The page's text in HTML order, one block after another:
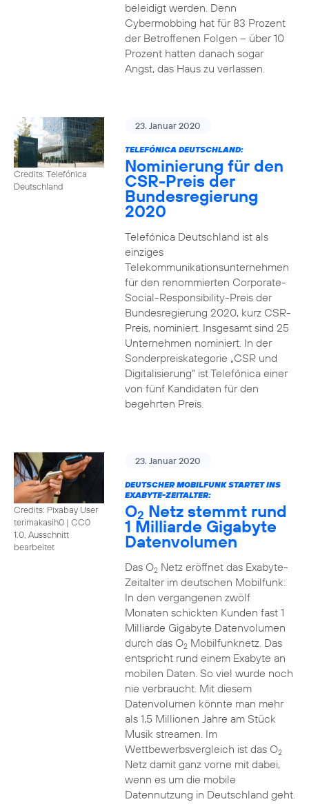
beleidigt werden. Denn
Cybermobbing hat für 83 Prozent
der Betroffenen Folgen – über 10
Prozent hatten danach sogar
Angst, das Haus zu verlassen.
Credits: Telefónica
Deutschland
23. Januar 2020
TELEFÓNICA DEUTSCHLAND:
Nominierung für den
CSR-Preis der
Bundesregierung
2020
Telefónica Deutschland ist als
einziges
Telekommunikationsunternehmen
für den renommierten Corporate-
Social-Responsibility-Preis der
Bundesregierung 2020, kurz CSR-
Preis, nominiert. Insgesamt sind 25
Unternehmen nominiert. In der
Sonderpreiskategorie „CSR und
Digitalisierung“ ist Telefónica einer
von fünf Kandidaten für den
begehrten Preis.
Credits: Pixabay User
terimakasih0 | CC0
1.0, Ausschnitt
bearbeitet
23. Januar 2020
DEUTSCHER MOBILFUNK STARTET INS
EXABYTE-ZEITALTER:
O2 Netz stemmt rund
1 Milliarde Gigabyte
Datenvolumen
Das O2Netz eröffnet das Exabyte-
Zeitalter im deutschen Mobilfunk:
In den vergangenen zwölf
Monaten schickten Kunden fast 1
Milliarde Gigabyte Datenvolumen
durch das O2Mobilfunknetz. Das
entspricht rund einem Exabyte an
mobilen Daten. So viel wurde noch
nie verbraucht. Mit diesem
Datenvolumen könnte man mehr
als 1,5 Millionen Jahre am Stück
Musik streamen. Im
Wettbewerbsvergleich ist das O2
Netz damit ganz vorne mit dabei,
wenn es um die mobile
Datennutzung in Deutschland geht.